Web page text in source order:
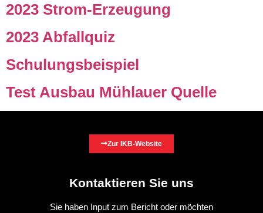
2023 Strom-Erzeugung
2023 Abfallquiz
Schulungsbeispiel
Test Ausbau Mühlauer Quelle
Zur IKB-Website
Kontaktieren Sie uns
Sie haben Input zum Bericht oder möchten